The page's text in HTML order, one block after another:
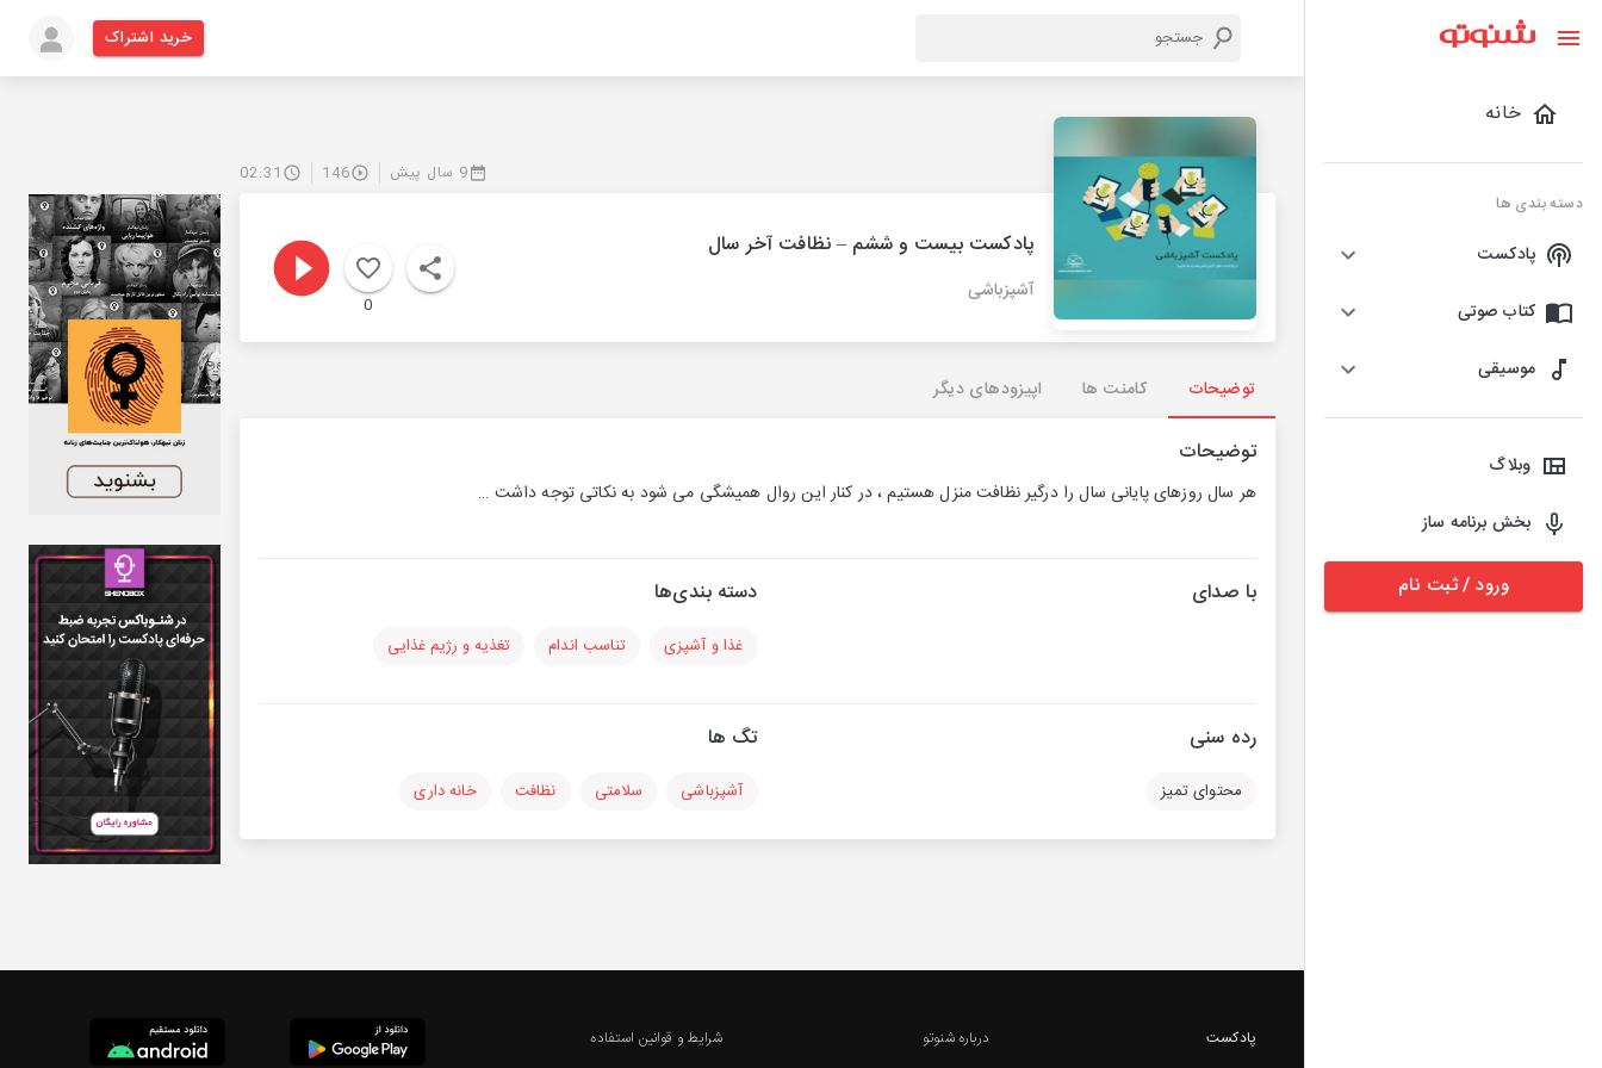
خانه
دسته بندی ها
پادکست
کتاب صوتی
موسیقی
وبلاگ
بخش برنامه ساز
ورود / ثبت نام
خرید اشتراک
9 سال پیش 146
02:31
پادکست بیست و ششم – نظافت آخر سال
آشپزباشی
0
توضیحات کامنت ها اپیزودهای دیگر
توضیحات
هر سال روزهای پایانی سال را درگیر نظافت منزل هستیم ، در کنار این روال همیشگی می شود به نکاتی توجه داشت …
با صدای دسته بندی‌ها
غذا و آشپزی تناسب اندام تغذیه و رژیم غذایی
رده سنی
محتوای تمیز
تگ ها
آشپزباشی سلامتی نظافت خانه داری
پادکست
درباره شنوتو
شرایط و قوانین استفاده